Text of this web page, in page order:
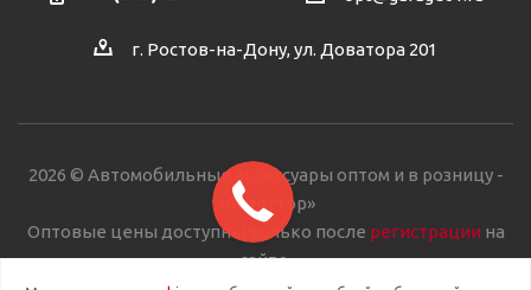
г. Ростов-на-Дону, ул. Доватора 201
2026 © Автомобильные аксессуары оптом и в розницу -
«Автостор»
Оптовые цены доступны только после регистрации на
сайте.